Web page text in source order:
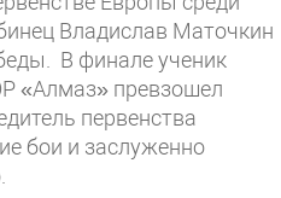
Владислав Маточкин
В финале ученик
«Алмаз» превзошел
первенства
бои и заслуженно